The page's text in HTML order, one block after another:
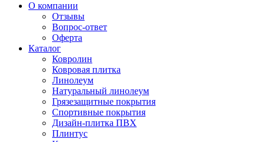
О компании
Отзывы
Вопрос-ответ
Оферта
Каталог
Ковролин
Ковровая плитка
Линолеум
Натуральный линолеум
Грязезащитные покрытия
Спортивные покрытия
Дизайн-плитка ПВХ
Плинтус